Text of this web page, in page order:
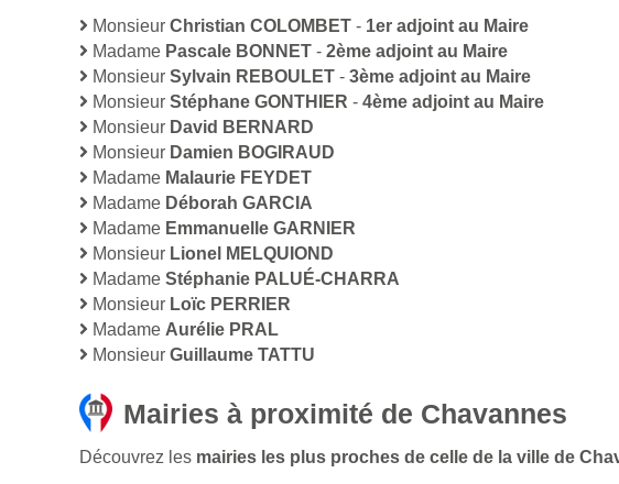
Monsieur Christian COLOMBET - 1er adjoint au Maire
Madame Pascale BONNET - 2ème adjoint au Maire
Monsieur Sylvain REBOULET - 3ème adjoint au Maire
Monsieur Stéphane GONTHIER - 4ème adjoint au Maire
Monsieur David BERNARD
Monsieur Damien BOGIRAUD
Madame Malaurie FEYDET
Madame Déborah GARCIA
Madame Emmanuelle GARNIER
Monsieur Lionel MELQUIOND
Madame Stéphanie PALUÉ-CHARRA
Monsieur Loïc PERRIER
Madame Aurélie PRAL
Monsieur Guillaume TATTU
Mairies à proximité de Chavannes
Découvrez les mairies les plus proches de celle de la ville de